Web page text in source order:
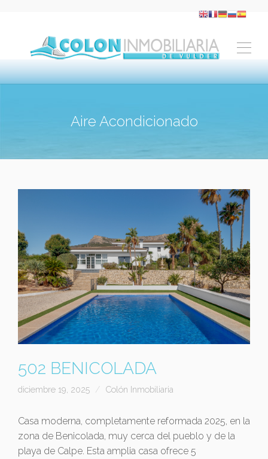
Aire Acondicionado
502 BENICOLADA
diciembre 19, 2025 Colón Inmobiliaria
Casa moderna, completamente reformada 2025, en la
zona de Benicolada, muy cerca del pueblo y de la
playa de Calpe. Esta amplia casa ofrece 5